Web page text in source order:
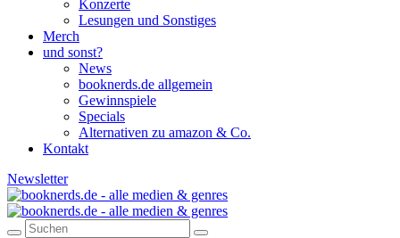
Konzerte
Lesungen und Sonstiges
Merch
und sonst?
News
booknerds.de allgemein
Gewinnspiele
Specials
Alternativen zu amazon & Co.
Kontakt
Newsletter